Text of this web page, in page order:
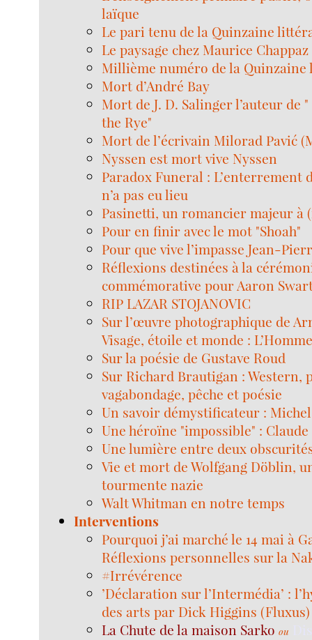
laïque
Le pari tenu de la Quinzaine
Le paysage chez Maurice Chappaz
Millième numéro de la
Mort d’André Bay
Mort de J. D. Salinger l’auteur de
the Rye"
Mort de l’écrivain Milorad Pavić
Nyssen est mort vive Nyssen
Paradox Funeral : L’enterrement
n’a pas eu lieu
Pasinetti, un romancier majeur à
Pour en finir avec le mot "Shoah"
Pour que vive l’impasse Jean-
Réflexions destinées à la
commémorative pour Aaron
RIP LAZAR STOJANOVIC
Sur l’œuvre photographique de
Visage, étoile et monde :
Sur la poésie de Gustave Roud
Sur Richard Brautigan : Western,
vagabondage, pêche et poésie
Un savoir démystificateur :
Une héroïne "impossible" :
Une lumière entre deux
Vie et mort de Wolfgang Döblin,
tourmente nazie
Walt Whitman en notre temps
Interventions
Pourquoi j’ai marché le 14 mai à
Réflexions personnelles sur la
#Irrévérence
’Déclaration sur l’Intermédia’ :
des arts par Dick Higgins (Fluxus)
La Chute de la maison Sarko ou